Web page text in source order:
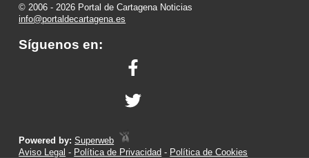
© 2006 - 2026 Portal de Cartagena Noticias
info@portaldecartagena.es
Síguenos en:
Powered by:Superweb
Aviso Legal - Política de Privacidad - Política de Cookies